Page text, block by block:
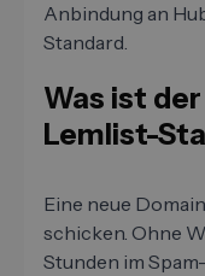
Anbindung an
Standard.
Was ist
Lemlist-
Eine neue
schicken. Ohne
Stunden im